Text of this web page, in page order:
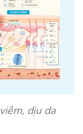
dịu da